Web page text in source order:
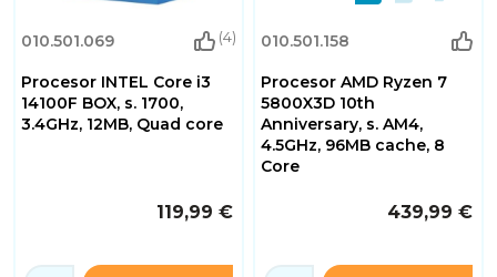
010.501.069 (4)
Procesor INTEL Core i3
14100F BOX, s. 1700,
3.4GHz, 12MB, Quad core
119,99 €
010.501.158
Procesor AMD Ryzen 7
5800X3D 10th
Anniversary, s. AM4,
4.5GHz, 96MB cache, 8
Core
439,99 €